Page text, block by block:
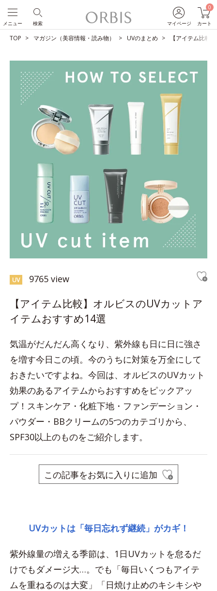
マイページ
0
カート
検索
メニュー
TOP マガジン（美容情報・読み物） UVのまとめ 【アイテム比較
UV 9765 view
【アイテム比較】オルビスのUVカットア
イテムおすすめ14選
気温がだんだん高くなり、紫外線も日に日に強さ
を増す今日この頃。今のうちに対策を万全にして
おきたいですよね。今回は、オルビスのUVカット
効果のあるアイテムからおすすめをピックアッ
プ！スキンケア・化粧下地・ファンデーション・
パウダー・BBクリームの5つのカテゴリから、
SPF30以上のものをご紹介します。
この記事をお気に入りに追加
UVカットは「毎日忘れず継続」がカギ！
紫外線量の増える季節は、1日UVカットを怠るだ
けでもダメージ大…。でも「毎日いくつもアイテ
ムを重ねるのは大変」「日焼け止めのキシキシや